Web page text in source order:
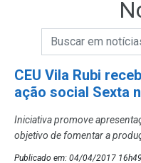
Campo de
Campo de Busca
CEU Vila Rubi
ação social Sexta
Iniciativa promove
objetivo de fomentar a
Publicado em: 04/04/2017